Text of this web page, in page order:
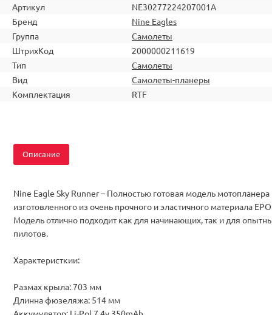
Артикул
NE30277224207001A
Бренд
Nine Eagles
Группа
Самолеты
ШтрихКод
2000000211619
Тип
Самолеты
Вид
Самолеты-планеры
Комплектация
RTF
Описание
Nine Eagle Sky Runner – Полностью готовая модель мотопланера
изготовленного из очень прочного и эластичного материала
Модель отлично подходит как для начинающих, так и для
пилотов.
Характеристкии:
Размах крыла: 703 мм
Длинна фюзеляжа: 514 мм